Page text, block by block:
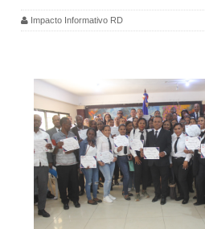
Impacto Informativo RD